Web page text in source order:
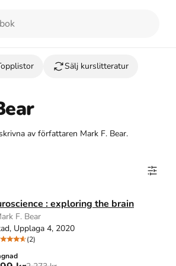
Sälj kurslitteratur
av författaren Mark F. Bear.
: exploring the brain
F. Bear
Upplaga 4, 2020
(2)